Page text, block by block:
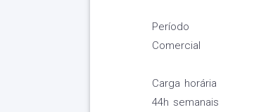
Período
Comercial
Carga horária
44h semanais